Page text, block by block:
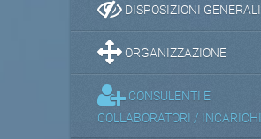
DISPOSIZIONI GENERALI
ORGANIZZAZIONE
CONSULENTI E
COLLABORATORI / INCARICHI